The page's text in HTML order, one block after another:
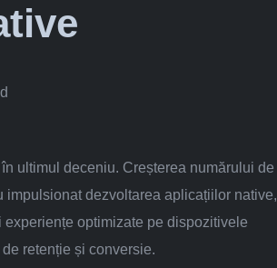
ultimul deceniu. Creșterea numărului de
dezvoltarea aplicațiilor native,
optimizate pe dispozitivele
retenție și conversie.